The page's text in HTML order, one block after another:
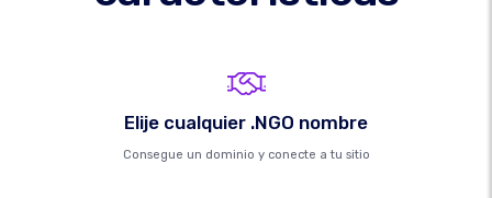
Elije cualquier .NGO nombre
Consegue un dominio y conecte a tu sitio